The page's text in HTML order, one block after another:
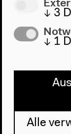
↓ 3
↓ 1
Alle